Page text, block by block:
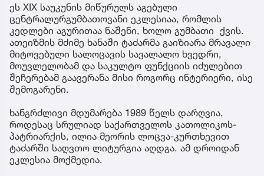
ეს XIX საუკუნის მიწურულს აგებული
ცენტრალურგუმბათოვანი ეკლესიაა, რომლის
კედლები აგურითაა ნაშენი, ხოლო გუმბათი ქვის.
ათეიზმის მძიმე ხანაში ტაძარმა გაიზიარა მრავალი
მიტოვებული სალოცავის სავალალო ხვედრი,
მოუვლელობამ და საკულტო ფუნქციის იძულებით
შეჩერებამ გაავერანა მისი როგორც ინტერიერი, ისე
შემოგარენი.
ხანგრძლივი მდუმარება 1989 წელს დარღვია,
როდესაც სრულიად საქართველოს კათოლიკოს-
პატრიარქის, ილია მეორის ლოცვა-კურთხევით
ტაძარში საღვთო ლიტურგია აღდგა. ამ დროიდან
ეკლესია მოქმედია.